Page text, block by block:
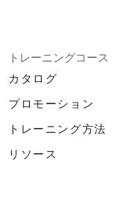
トレーニングコース
カタログ
プロモーション
トレーニング方法
リソース